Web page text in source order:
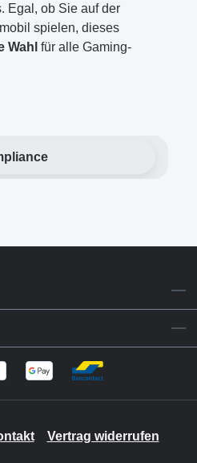
Egal, ob Sie auf der
spielen, dieses
Wahl für alle Gaming-
Vertrag widerrufen